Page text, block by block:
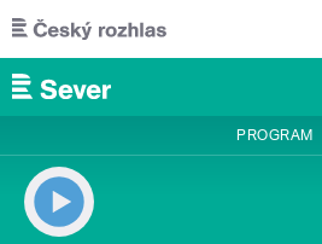
Přejít k hlavnímu obsahu
PROGRAM